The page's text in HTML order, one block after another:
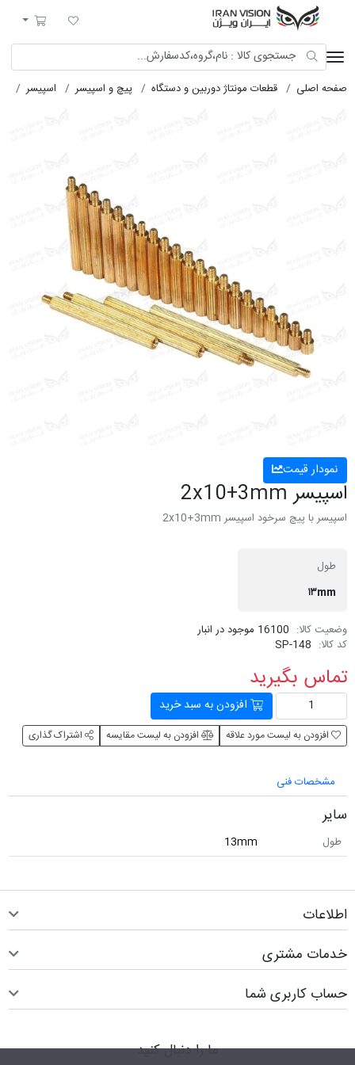
لیست مورد علاقه
سبد خرید
صفحه اصلی قطعات مونتاژ دوربین و دستگاه پیچ و اسپیسر اسپیسر
نمودار قیمت
اسپیسر 2x10+3mm
اسپیسر با پیچ سرخود اسپیسر 2x10+3mm
طول
۱۳mm
وضعیت کالا: 16100 موجود در انبار
کد کالا: SP-148
تماس بگیرید
افزودن به سبد خرید
افزودن به لیست مورد علاقه افزودن به لیست مقایسه اشتراک گذاری
مشخصات فنی
سایر
طول 13mm
اطلاعات
خدمات مشتری
حساب کاربری شما
ما را دنبال کنید